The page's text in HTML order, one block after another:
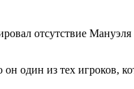
отсутствие
один из тех игроков,